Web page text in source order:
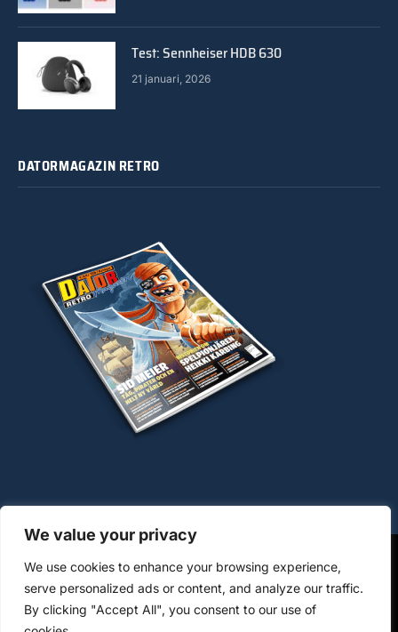
We value your privacy
We use cookies to enhance your browsing experience,
serve personalized ads or content, and analyze our traffic.
By clicking "Accept All", you consent to our use of
Test: Sennheiser HDB 630
21 januari, 2026
DATORMAGAZIN RETRO
OM COOKIES
HANTERING AV PERSONUPPGIFTER
KÖPVILLKOR WWW.DATORMAGAZIN.SE